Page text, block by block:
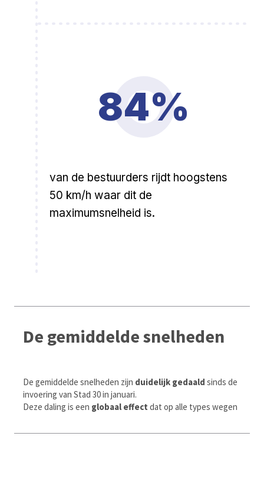
84%
van de bestuurders rijdt hoogstens
50 km/h waar dit de
maximumsnelheid is.